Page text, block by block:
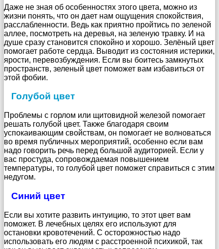
Даже не зная об особенностях этого цвета, можно из
жизни понять, что он дает нам ощущения спокойствия,
расслабленности. Ведь как приятно пройтись по зеленой
аллее, посмотреть на деревья, на зеленую травку. И на
душе сразу становится спокойно и хорошо. Зелёный цвет
помогает работе сердца. Выводит из состояния истерики,
ярости, перевозбуждения. Если вы боитесь замкнутых
пространств, зеленый цвет поможет вам избавиться от
этой фобии.
Голубой цвет
Проблемы с горлом или щитовидной железой помогает
решать голубой цвет. Также благодаря своим
успокаивающим свойствам, он помогает не волноваться
во время публичных мероприятий, особенно если вам
надо говорить речь перед большой аудиторией. Если у
вас простуда, сопровождаемая повышением
температуры, то голубой цвет поможет справиться с этим
недугом.
Синий цвет
Если вы хотите развить интуицию, то этот цвет вам
поможет. В лечебных целях его используют для
остановки кровотечений. С осторожностью надо
использовать его людям с расстроенной психикой, так